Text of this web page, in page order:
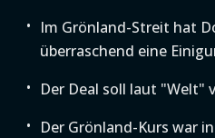
Im Grönland-Streit hat
überraschend eine
Der Deal soll laut "Welt"
Der Grönland-Kurs war